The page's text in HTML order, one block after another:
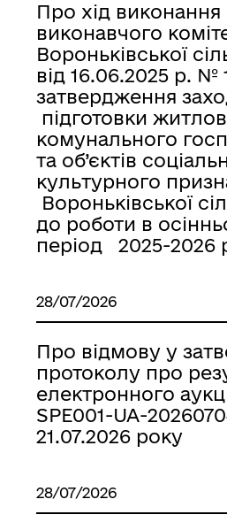
Про хід виконання
виконавчого
Вороньківської
від 16.06.2025 р. №
затвердження
підготовки
комунального
та об’єктів
культурного
Вороньківської
до роботи в
період 2025-2026
28/07/2026
Про відмову у
протоколу про
електронного
SPE001-UA-
21.07.2026 року
28/07/2026